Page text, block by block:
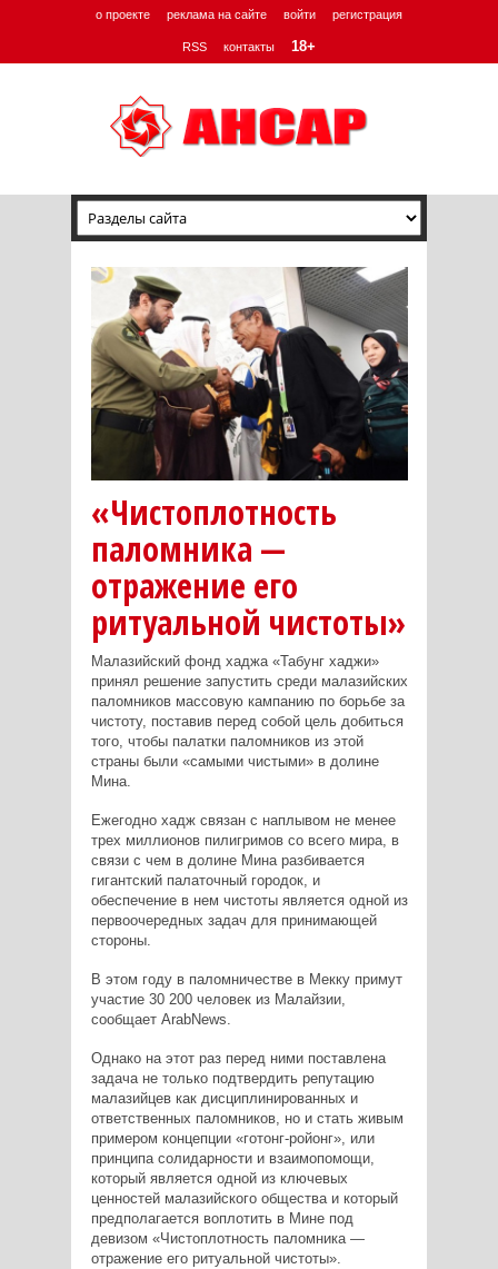
о проекте реклама на сайте войти регистрация
RSS контакты 18+
«Чистоплотность
паломника —
отражение его
ритуальной чистоты»
Малазийский фонд хаджа «Табунг хаджи»
принял решение запустить среди малазийских
паломников массовую кампанию по борьбе за
чистоту, поставив перед собой цель добиться
того, чтобы палатки паломников из этой
страны были «самыми чистыми» в долине
Мина.
Ежегодно хадж связан с наплывом не менее
трех миллионов пилигримов со всего мира, в
связи с чем в долине Мина разбивается
гигантский палаточный городок, и
обеспечение в нем чистоты является одной из
первоочередных задач для принимающей
стороны.
В этом году в паломничестве в Мекку примут
участие 30 200 человек из Малайзии,
сообщает ArabNews.
Однако на этот раз перед ними поставлена
задача не только подтвердить репутацию
малазийцев как дисциплинированных и
ответственных паломников, но и стать живым
примером концепции «готонг-ройонг», или
принципа солидарности и взаимопомощи,
который является одной из ключевых
ценностей малазийского общества и который
предполагается воплотить в Мине под
девизом «Чистоплотность паломника —
отражение его ритуальной чистоты».